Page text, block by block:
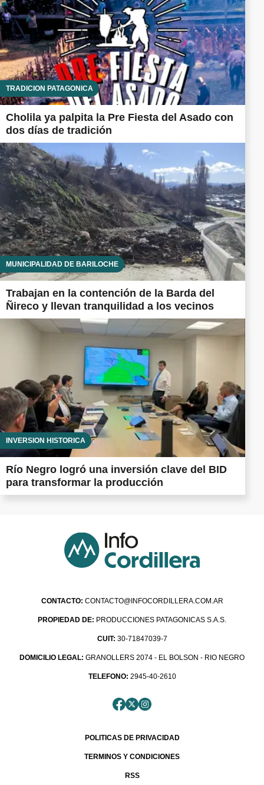
TRADICIÓN PATAGÓNICA
Cholila ya palpita la Pre Fiesta del Asado con
dos días de tradición
MUNICIPALIDAD DE BARILOCHE
Trabajan en la contención de la Barda del
Ñireco y llevan tranquilidad a los vecinos
INVERSIÓN HISTÓRICA
Río Negro logró una inversión clave del BID
para transformar la producción
CONTACTO: CONTACTO@INFOCORDILLERA.COM.AR
PROPIEDAD DE: PRODUCCIONES PATAGONICAS S.A.S.
CUIT: 30-71847039-7
DOMICILIO LEGAL: GRANOLLERS 2074 - EL BOLSON - RIO NEGRO
TELEFONO: 2945-40-2610
POLITICAS DE PRIVACIDAD
TERMINOS Y CONDICIONES
RSS